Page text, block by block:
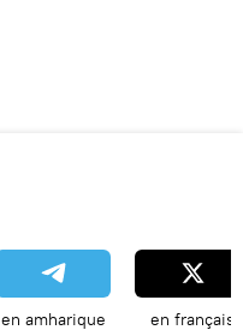
en amharique en français